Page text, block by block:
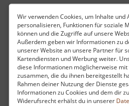
Wir verwenden Cookies, um Inhalte und
personalisieren, Funktionen für soziale
können und die Zugriffe auf unsere
Außerdem geben wir Informationen zu
unserer Website an unsere Partner für
Kartendiensten und Werbung weiter.
diese Informationen möglicherweise
zusammen, die du ihnen bereitgestellt
Rahmen deiner Nutzung der Dienste
Informationen zu Cookies und dem dir
Widerufsrecht erhälst du in unserer
Möchte man hinab zum
durch die Wolfsch.. »
Wolkensteiner
Klettern / Mittleres Erzgebirge
aktuell vom 26.07.2024 / Zugriffe: 14330